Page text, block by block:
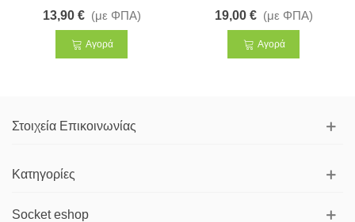
13,90 € (με ΦΠΑ)
Αγορά
19,00 € (με ΦΠΑ)
Αγορά
Στοιχεία Επικοινωνίας
Κατηγορίες
Socket eshop